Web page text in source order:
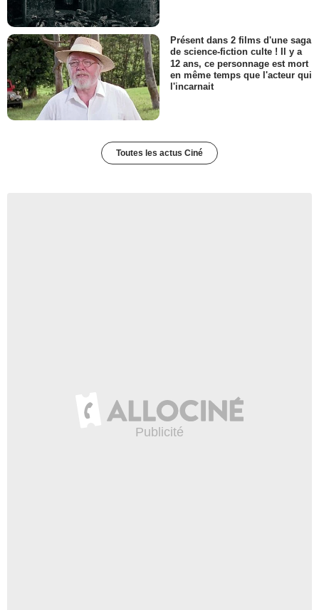
Présent dans 2 films d'une saga
de science-fiction culte ! Il y a
12 ans, ce personnage est mort
en même temps que l'acteur qui
l'incarnait
Toutes les actus Ciné